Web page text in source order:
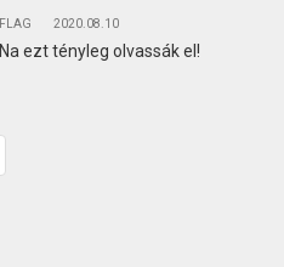
FLAG 2020.08.10
Na ezt tényleg olvassák el!